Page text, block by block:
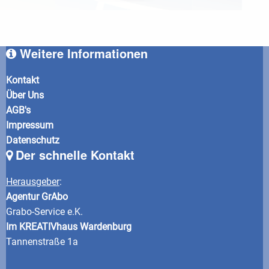
Weitere Informationen
Kontakt
Über Uns
AGB's
Impressum
Datenschutz
Der schnelle Kontakt
Herausgeber:
Agentur GrAbo
Grabo-Service e.K.
Im KREATIVhaus Wardenburg
Tannenstraße 1a